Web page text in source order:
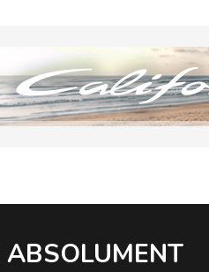
ABSOLUMENT